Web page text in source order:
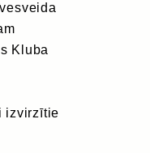
Kluba
izvirzītie